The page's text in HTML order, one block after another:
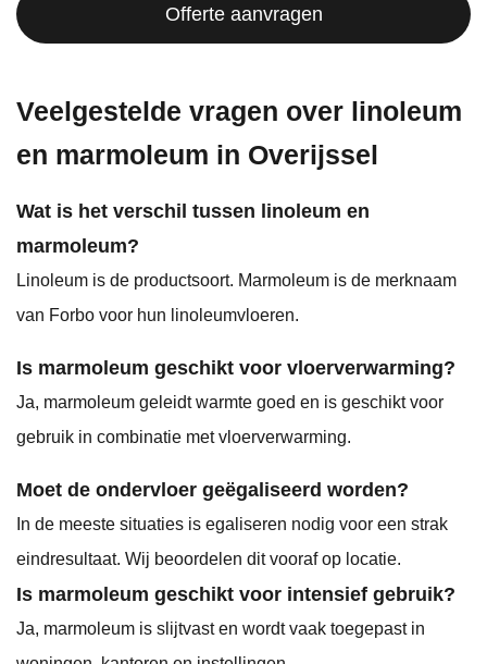
Offerte aanvragen
Veelgestelde vragen over linoleum
en marmoleum in Overijssel
Wat is het verschil tussen linoleum en
marmoleum?
Linoleum is de productsoort. Marmoleum is de merknaam
van Forbo voor hun linoleumvloeren.
Is marmoleum geschikt voor vloerverwarming?
Ja, marmoleum geleidt warmte goed en is geschikt voor
gebruik in combinatie met vloerverwarming.
Moet de ondervloer geëgaliseerd worden?
In de meeste situaties is egaliseren nodig voor een strak
eindresultaat. Wij beoordelen dit vooraf op locatie.
Is marmoleum geschikt voor intensief gebruik?
Ja, marmoleum is slijtvast en wordt vaak toegepast in